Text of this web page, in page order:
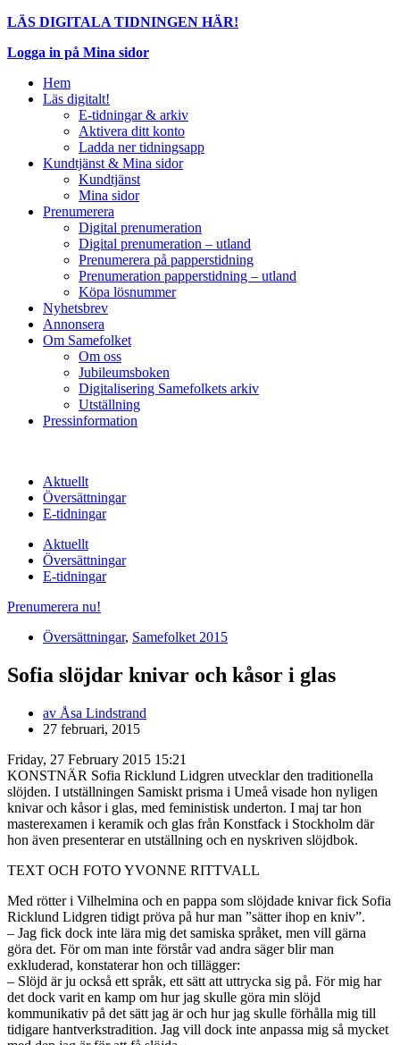
LÄS DIGITALA TIDNINGEN HÄR!
Logga in på Mina sidor
Hem
Läs digitalt!
E-tidningar & arkiv
Aktivera ditt konto
Ladda ner tidningsapp
Kundtjänst & Mina sidor
Kundtjänst
Mina sidor
Prenumerera
Digital prenumeration
Digital prenumeration – utland
Prenumerera på papperstidning
Prenumeration papperstidning – utland
Köpa lösnummer
Nyhetsbrev
Annonsera
Om Samefolket
Om oss
Jubileumsboken
Digitalisering Samefolkets arkiv
Utställning
Pressinformation
Aktuellt
Översättningar
E-tidningar
Aktuellt
Översättningar
E-tidningar
Prenumerera nu!
Översättningar, Samefolket 2015
Sofia slöjdar knivar och kåsor i glas
av Åsa Lindstrand
27 februari, 2015
Friday, 27 February 2015 15:21
KONSTNÄR Sofia Ricklund Lidgren utvecklar den traditionella
slöjden. I utställningen Samiskt prisma i Umeå visade hon nyligen
knivar och kåsor i glas, med feministisk underton. I maj tar hon
masterexamen i keramik och glas från Konstfack i Stockholm där
hon även presenterar en utställning och en nyskriven slöjdbok.
TEXT OCH FOTO YVONNE RITTVALL
Med rötter i Vilhelmina och en pappa som slöjdade knivar fick Sofia
Ricklund Lidgren tidigt pröva på hur man ”sätter ihop en kniv”.
– Jag fick dock inte lära mig det samiska språket, men vill gärna
göra det. För om man inte förstår vad andra säger blir man
exkluderad, konstaterar hon och tillägger:
– Slöjd är ju också ett språk, ett sätt att uttrycka sig på. För mig har
det dock varit en kamp om hur jag skulle göra min slöjd
kommunikativ på det sätt jag är och hur jag skulle förhålla mig till
tidigare hantverkstradition. Jag vill dock inte anpassa mig så mycket